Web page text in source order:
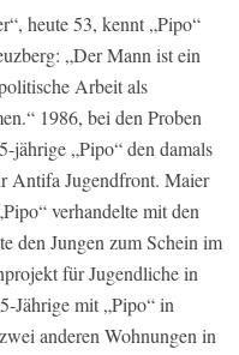
heute 53, kennt „Pipo“
„Der Mann ist ein
Arbeit als
1986, bei den Proben
jährige „Pipo“ den damals
Antifa Jugendfront. Maier
verhandelte mit den
den Jungen zum Schein im
für Jugendliche in
Jährige mit „Pipo“ in
anderen Wohnungen in